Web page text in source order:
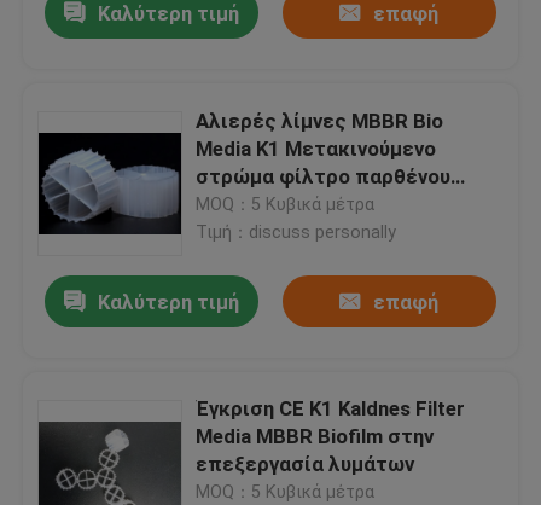
Καλύτερη τιμή επαφή
Αλιερές λίμνες MBBR Bio
Media K1 Μετακινούμενο
στρώμα φίλτρο παρθένου
υλικού HDPE 85% πορώς
MOQ：5 Κυβικά μέτρα
Τιμή：discuss personally
Καλύτερη τιμή επαφή
Έγκριση CE K1 Kaldnes Filter
Media MBBR Biofilm στην
επεξεργασία λυμάτων
MOQ：5 Κυβικά μέτρα